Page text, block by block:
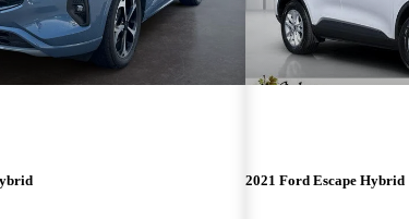
2021 Ford Escape Hybrid